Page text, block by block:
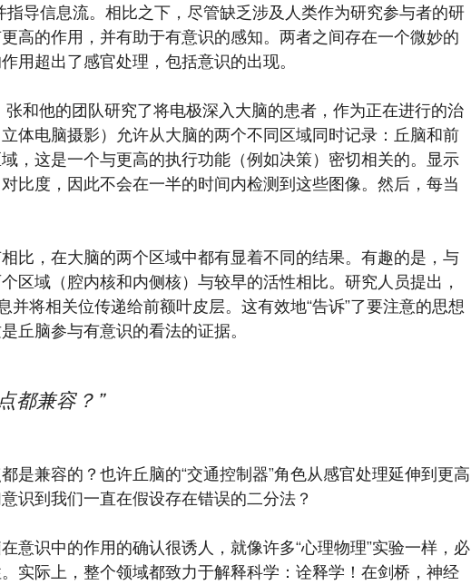
指导信息流。相比之下，尽管缺乏涉及人类作为研究参与者的研
高的作用，并有助于有意识的感知。两者之间存在一个微妙的
用超出了感官处理，包括意识的出现。
张和他的团队研究了将电极深入大脑的患者，作为正在进行的治
体电脑摄影）允许从大脑的两个不同区域同时记录：丘脑和前
，这是一个与更高的执行功能（例如决策）密切相关的。显示
比度，因此不会在一半的时间内检测到这些图像。然后，每当
比，在大脑的两个区域中都有显着不同的结果。有趣的是，与
区域（腔内核和内侧核）与较早的活性相比。研究人员提出，
并将相关位传递给前额叶皮层。这有效地“告诉”了要注意的思想
丘脑参与有意识的看法的证据。
都兼容？”
是兼容的？也许丘脑的“交通控制器”角色从感官处理延伸到更高
识到我们一直在假设存在错误的二分法？
意识中的作用的确认很诱人，就像许多“心理物理”实验一样，必
实际上，整个领域都致力于解释科学：诠释学！在剑桥，神经